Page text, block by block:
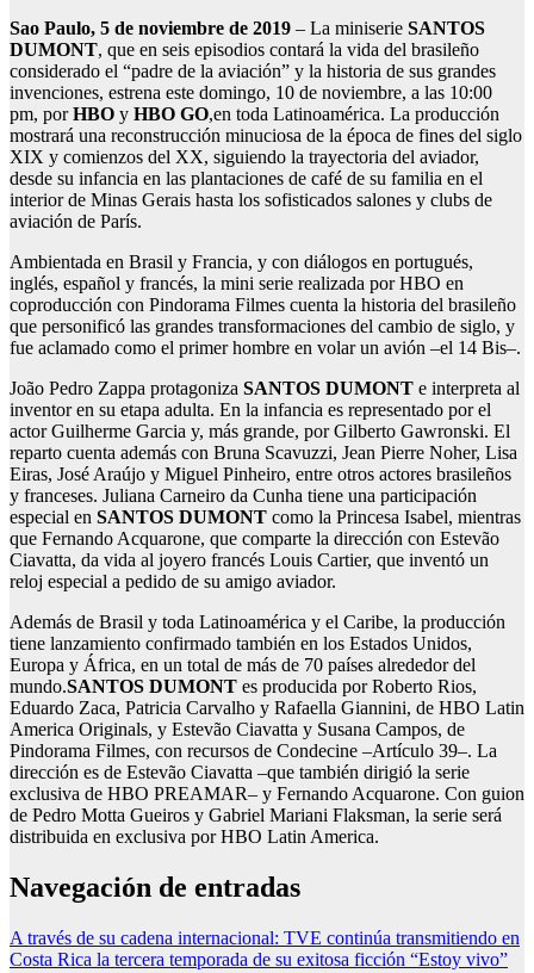
Sao Paulo, 5 de noviembre de 2019 – La miniserie SANTOS
DUMONT, que en seis episodios contará la vida del brasileño
considerado el “padre de la aviación” y la historia de sus grandes
invenciones, estrena este domingo, 10 de noviembre, a las 10:00
pm, porHBO y HBO GO,en toda Latinoamérica. La producción
mostrará una reconstrucción minuciosa de la época de fines del siglo
XIX y comienzos del XX, siguiendo la trayectoria del aviador,
desde su infancia en las plantaciones de café de su familia en el
interior de Minas Gerais hasta los sofisticados salones y clubs de
aviación de París.
Ambientada en Brasil y Francia, y con diálogos en portugués,
inglés, español y francés, la mini serie realizada por HBO en
coproducción con Pindorama Filmes cuenta la historia del brasileño
que personificó las grandes transformaciones del cambio de siglo, y
fue aclamado como el primer hombre en volar un avión –el 14 Bis–.
João Pedro Zappa protagoniza SANTOS DUMONT e interpreta al
inventor en su etapa adulta. En la infancia es representado por el
actor Guilherme Garcia y, más grande, por Gilberto Gawronski. El
reparto cuenta además con Bruna Scavuzzi, Jean Pierre Noher, Lisa
Eiras, José Araújo y Miguel Pinheiro, entre otros actores brasileños
y franceses. Juliana Carneiro da Cunha tiene una participación
especial en SANTOS DUMONT como la Princesa Isabel, mientras
que Fernando Acquarone, que comparte la dirección con Estevão
Ciavatta, da vida al joyero francés Louis Cartier, que inventó un
reloj especial a pedido de su amigo aviador.
Además de Brasil y toda Latinoamérica y el Caribe, la producción
tiene lanzamiento confirmado también en los Estados Unidos,
Europa y África, en un total de más de 70 países alrededor del
mundo.SANTOS DUMONT es producida por Roberto Rios,
Eduardo Zaca, Patricia Carvalho y Rafaella Giannini, de HBO Latin
America Originals, y Estevão Ciavatta y Susana Campos, de
Pindorama Filmes, con recursos de Condecine –Artículo 39–. La
dirección es de Estevão Ciavatta –que también dirigió la serie
exclusiva de HBO PREAMAR– y Fernando Acquarone. Con guion
de Pedro Motta Gueiros y Gabriel Mariani Flaksman, la serie será
distribuida en exclusiva por HBO Latin America.
Navegación de entradas
A través de su cadena internacional: TVE continúa transmitiendo en
Costa Rica la tercera temporada de su exitosa ficción “Estoy vivo”